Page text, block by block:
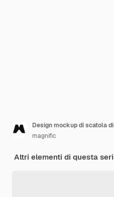
Design mockup di scatola
magnific
Altri elementi di questa